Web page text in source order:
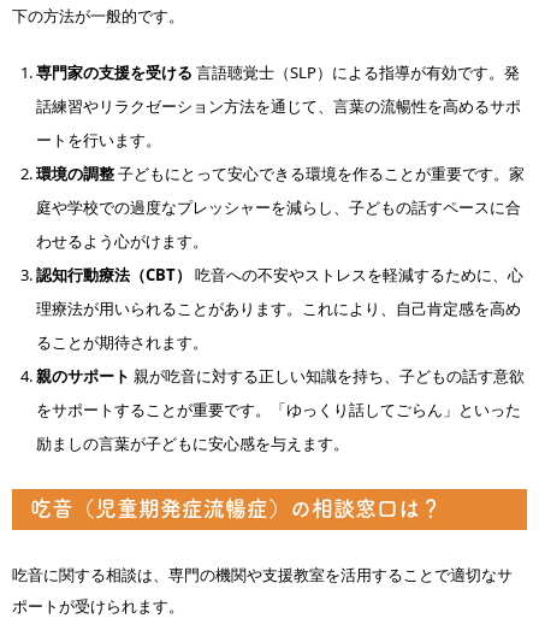
下の方法が一般的です。
専門家の支援を受ける 言語聴覚士（SLP）による指導が有効です。発
話練習やリラクゼーション方法を通じて、言葉の流暢性を高めるサポ
ートを行います。
環境の調整子どもにとって安心できる環境を作ることが重要です。家
庭や学校での過度なプレッシャーを減らし、子どもの話すペースに合
わせるよう心がけます。
認知行動療法（CBT）
吃音への不安やストレスを軽減するために、心
理療法が用いられることがあります。これにより、自己肯定感を高め
ることが期待されます。
親のサポート 親が吃音に対する正しい知識を持ち、子どもの話す意欲
をサポートすることが重要です。「ゆっくり話してごらん」といった
励ましの言葉が子どもに安心感を与えます。
吃音（児童期発症流暢症）の相談窓口は？
吃音に関する相談は、専門の機関や支援教室を活用することで適切なサ
ポートが受けられます。